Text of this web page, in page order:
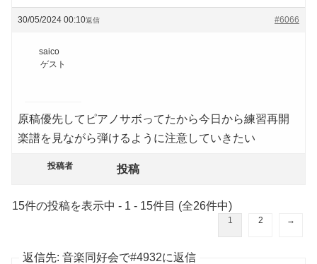
30/05/2024 00:10 #6066
返信
saico
ゲスト
原稿優先してピアノサボってたから今日から練習再開
楽譜を見ながら弾けるように注意していきたい
投稿者 投稿
15件の投稿を表示中 - 1 - 15件目 (全26件中)
1 2 →
返信先: 音楽同好会で#4932に返信